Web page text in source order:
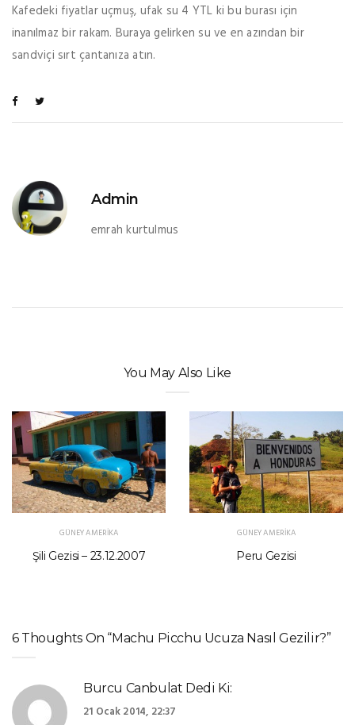
Kafedeki fiyatlar uçmuş, ufak su 4 YTL ki bu burası için
inanılmaz bir rakam. Buraya gelirken su ve en azından bir
sandviçi sırt çantanıza atın.
Admin
emrah kurtulmus
You May Also Like
GÜNEY AMERIKA
Şili Gezisi – 23.12.2007
GÜNEY AMERIKA
Peru Gezisi
6 Thoughts On “Machu Picchu Ucuza Nasıl Gezilir?”
Burcu Canbulat Dedi Ki:
21 Ocak 2014, 22:37